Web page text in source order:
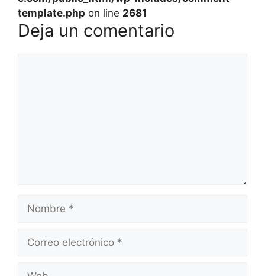
template.php on line 2681
Deja un comentario
Nombre
Correo
Web